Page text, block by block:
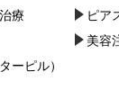
療
ピア
美容
ーピル）